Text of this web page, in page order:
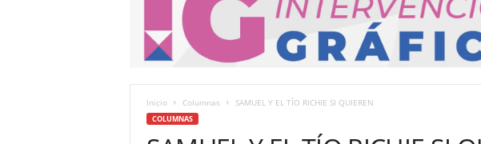
U
Inicio Columnas SAMUEL Y EL TÍO RICHIE SI QUIEREN
COLUMNAS